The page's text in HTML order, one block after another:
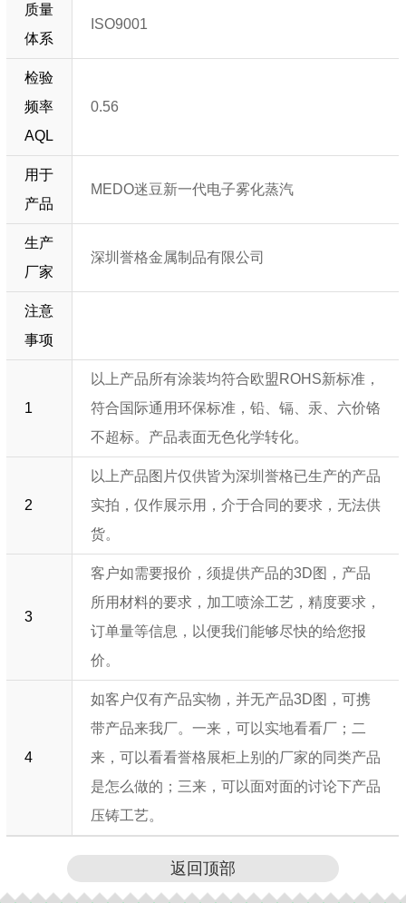
质量
体系
ISO9001
检验
频率
AQL
0.56
用于
产品
MEDO迷豆新一代电子雾化蒸汽
生产
厂家
深圳誉格金属制品有限公司
注意
事项
1
以上产品所有涂装均符合欧盟ROHS新标准，
符合国际通用环保标准，铅、镉、汞、六价铬
不超标。产品表面无色化学转化。
2
以上产品图片仅供皆为深圳誉格已生产的产品
实拍，仅作展示用，介于合同的要求，无法供
货。
3
客户如需要报价，须提供产品的3D图，产品
所用材料的要求，加工喷涂工艺，精度要求，
订单量等信息，以便我们能够尽快的给您报
价。
4
如客户仅有产品实物，并无产品3D图，可携
带产品来我厂。一来，可以实地看看厂；二
来，可以看看誉格展柜上别的厂家的同类产品
是怎么做的；三来，可以面对面的讨论下产品
压铸工艺。
返回顶部